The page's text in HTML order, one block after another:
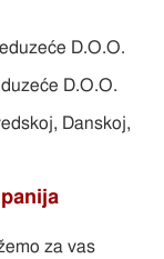
D.O.O.
D.O.O.
Danskoj,
za vas